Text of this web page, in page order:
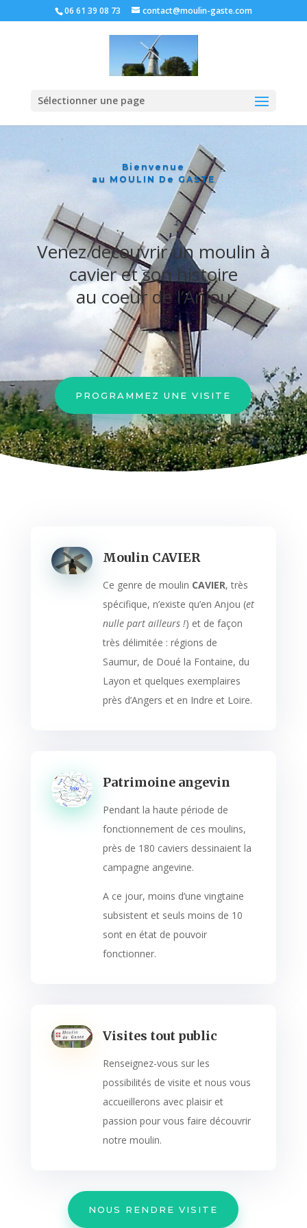
06 61 39 08 73 contact@moulin-gaste.com
Sélectionner une page
Bienvenue
au MOULIN De GASTE
Venez découvrir un moulin à
cavier et son histoire
au coeur de l’Anjou
PROGRAMMEZ UNE VISITE
Moulin CAVIER
Ce genre de moulin CAVIER, très
spécifique, n’existe qu’en Anjou (et
nulle part ailleurs !) et de façon
très délimitée : régions de
Saumur, de Doué la Fontaine, du
Layon et quelques exemplaires
près d’Angers et en Indre et Loire.
Patrimoine angevin
Pendant la haute période de
fonctionnement de ces moulins,
près de 180 caviers dessinaient la
campagne angevine.
A ce jour, moins d’une vingtaine
subsistent et seuls moins de 10
sont en état de pouvoir
fonctionner.
Visites tout public
Renseignez-vous sur les
possibilités de visite et nous vous
accueillerons avec plaisir et
passion pour vous faire découvrir
notre moulin.
NOUS RENDRE VISITE